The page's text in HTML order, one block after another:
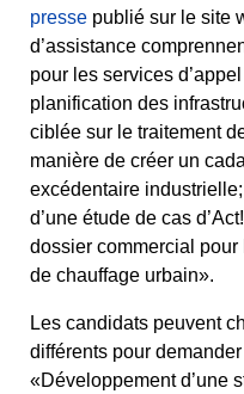
presse publié sur le site
d’assistance
pour les services
planification des
ciblée sur le traitement
manière de créer un
excédentaire
d’une étude de cas
dossier commercial pour
de chauffage urbain».
Les candidats peuvent
différents pour
«Développement d’une